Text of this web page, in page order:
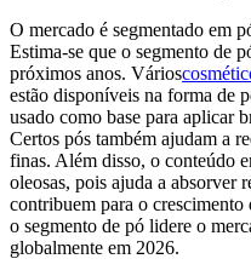
O mercado é segmentado em
Estima-se que o segmento de
próximos anos. Vários
estão disponíveis na forma de
usado como base para aplicar
Certos pós também ajudam a
finas. Além disso, o conteúdo
oleosas, pois ajuda a absorver
contribuem para o crescimento
o segmento de pó lidere o
globalmente em 2026.